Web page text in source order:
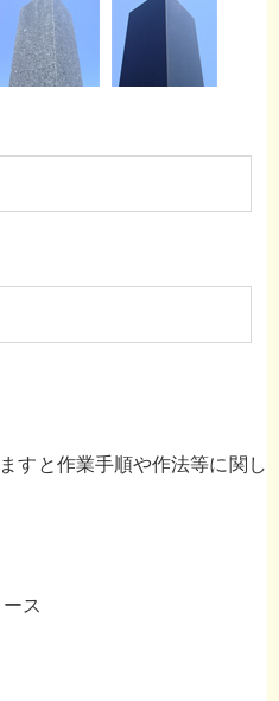
すと作業手順や作法等に関し
ス